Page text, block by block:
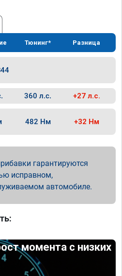
Тюнинг* Разница
360 л.с. +27 л.с.
482 Нм +32 Нм
гарантируются
исправном,
автомобиле.
момента с низких